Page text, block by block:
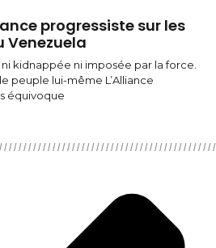
progressiste sur les
Venezuela
kidnappée ni imposée par la force.
peuple lui-même L’Alliance
équivoque